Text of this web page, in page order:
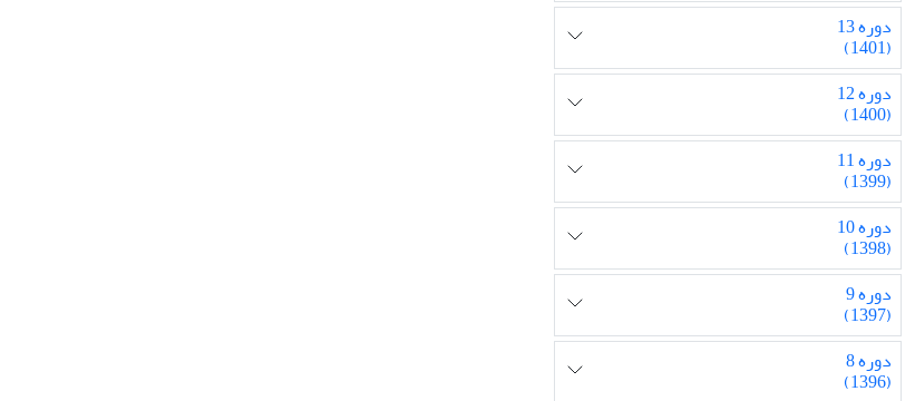
دوره 13
(1401)
دوره 12
(1400)
دوره 11
(1399)
دوره 10
(1398)
دوره 9
(1397)
دوره 8
(1396)